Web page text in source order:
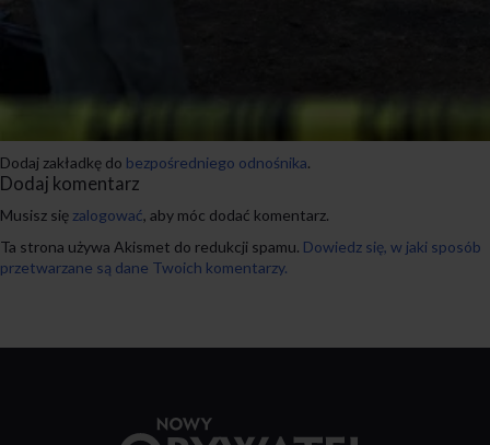
Dodaj zakładkę do bezpośredniego odnośnika.
Dodaj komentarz
Musisz się zalogować, aby móc dodać komentarz.
Ta strona używa Akismet do redukcji spamu. Dowiedz się, w jaki sposób
przetwarzane są dane Twoich komentarzy.